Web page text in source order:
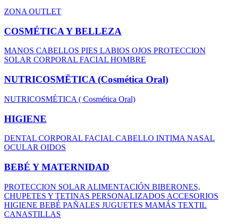
ZONA OUTLET
COSMÉTICA Y BELLEZA
MANOS CABELLOS PIES LABIOS OJOS PROTECCION
SOLAR CORPORAL FACIAL HOMBRE
NUTRICOSMËTICA (Cosmética Oral)
NUTRICOSMÉTICA ( Cosmética Oral)
HIGIENE
DENTAL CORPORAL FACIAL CABELLO INTIMA NASAL
OCULAR OIDOS
BEBÉ Y MATERNIDAD
PROTECCION SOLAR ALIMENTACIÓN BIBERONES,
CHUPETES Y TETINAS PERSONALIZADOS ACCESORIOS
HIGIENE BEBÉ PAÑALES JUGUETES MAMÁS TEXTIL
CANASTILLAS